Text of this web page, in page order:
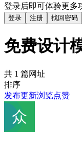
登录后即可体验更多
登录 注册 找回密码
免费设计
共 1 篇网址
排序
发布更新浏览点赞